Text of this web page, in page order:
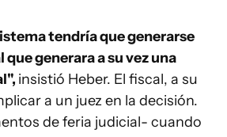
tendría que generarse
generara a su vez una
insistió Heber. El fiscal, a su
a un juez en la decisión.
de feria judicial- cuando